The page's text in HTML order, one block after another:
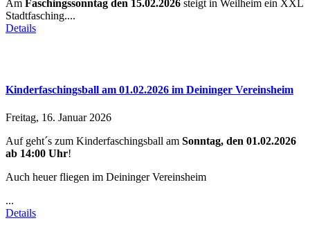
Am Faschingssonntag den 15.02.2026 steigt in Weilheim ein XXL
Stadtfasching....
Details
Kinderfaschingsball am 01.02.2026 im Deininger Vereinsheim
Freitag, 16. Januar 2026
Auf geht´s zum Kinderfaschingsball am Sonntag, den 01.02.2026
ab 14:00 Uhr!
Auch heuer fliegen im Deininger Vereinsheim
...
Details